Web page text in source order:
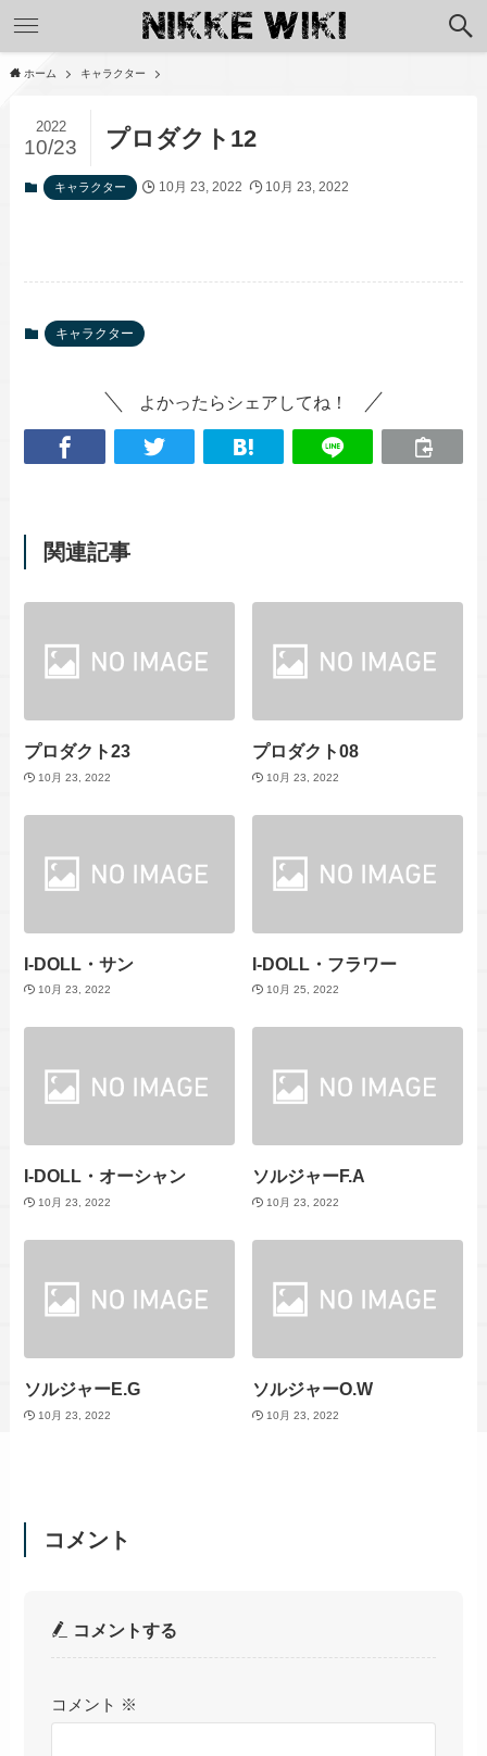
ホーム キャラクター
プロダクト12
2022
10/23
キャラクター 10月 23, 2022 10月 23, 2022
キャラクター
よかったらシェアしてね！
関連記事
プロダクト23
10月 23, 2022
プロダクト08
10月 23, 2022
I-DOLL・サン
10月 23, 2022
I-DOLL・フラワー
10月 25, 2022
I-DOLL・オーシャン
10月 23, 2022
ソルジャーF.A
10月 23, 2022
ソルジャーE.G
10月 23, 2022
ソルジャーO.W
10月 23, 2022
コメント
コメントする
コメント ※